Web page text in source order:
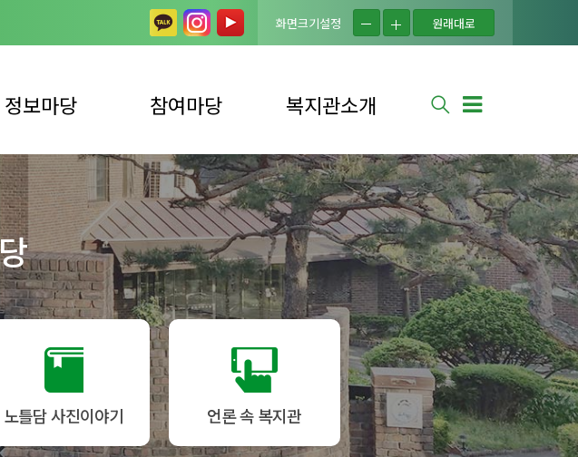
화면크기설정 원래대로
정보마당
자료실
상 자료실
간 자료실
뉴스
참여마당
상담실
자주하는 질문
자원봉사 신청
자원봉사 소식
후원 신청
후원 소식
견학안내
복지관소개
법인소개
복지관소개
연혁
시설현황
조직도
이용자의 권리
셔틀버스 안내
찾아오시는 길
노틀담 사진이야기 언론 속 복지관